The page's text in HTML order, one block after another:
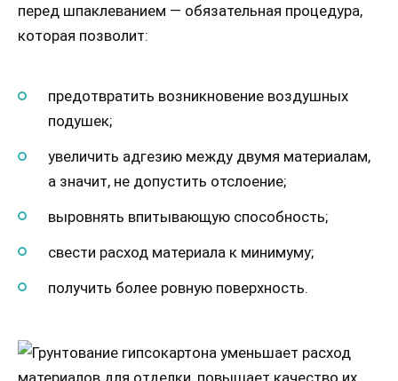
перед шпаклеванием — обязательная процедура,
которая позволит:
предотвратить возникновение воздушных
подушек;
увеличить адгезию между двумя материалам,
а значит, не допустить отслоение;
выровнять впитывающую способность;
свести расход материала к минимуму;
получить более ровную поверхность.